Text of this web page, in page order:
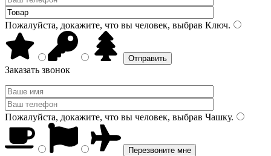
Пожалуйста, докажите, что вы человек, выбрав Ключ.
Заказать звонок
Пожалуйста, докажите, что вы человек, выбрав Чашку.